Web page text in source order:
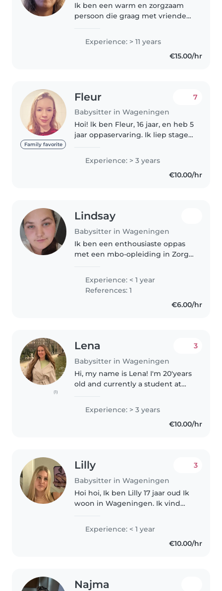
Ik ben een warm en zorgzaam
persoon die graag met vrienden
ondersteunt. Ik ben dol op
Experience: > 11 years
€15.00/hr
Family favorite
Fleur
Babysitter in Wageningen
7
Hoi! lk ben Fleur, 16 jaar, en heb 5
jaar oppaservaring. Ik liep stage
peuter, babygroepen bso groep
en werk elke zaterdagochtend
Experience: > 3 years
€10.00/hr
Lindsay
Babysitter in Wageningen
Ik ben een enthousiaste oppas
met een mbo-opleiding in Zorg
geïnteresseerd in het
begeleiden van baby's en
peuters en vind het heerlijk om
Experience: < 1 year
References: 1
€6.00/hr
(1)
Lena
Babysitter in Wageningen
3
Hi, my name is Lena! I'm 20'years
old and currently a student at
originally from Latvia but grew
up in Portugal, where I gained
lots of experience babysitting..
Experience: > 3 years
€10.00/hr
Lilly
Babysitter in Wageningen
3
Hoi hoi, Ik ben Lilly 17 jaar oud Ik
woon in Wageningen. Ik vind
persoon ben ik sportief en
vrolijk! Het lijkt me leuk om met
de kinderen leuke dingen..
Experience: < 1 year
€10.00/hr
Najma